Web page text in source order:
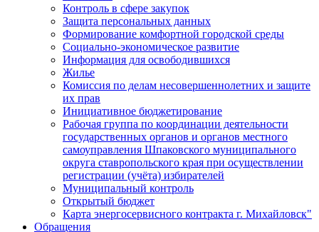
Контроль в сфере закупок
Защита персональных данных
Формирование комфортной городской среды
Социально-экономическое развитие
Информация для освободившихся
Жилье
Комиссия по делам несовершеннолетних и защите
их прав
Инициативное бюджетирование
Рабочая группа по координации деятельности
государственных органов и органов местного
самоуправления Шпаковского муниципального
округа ставропольского края при осуществлении
регистрации (учёта) избирателей
Муниципальный контроль
Открытый бюджет
Карта энергосервисного контракта г. Михайловск"
Обращения